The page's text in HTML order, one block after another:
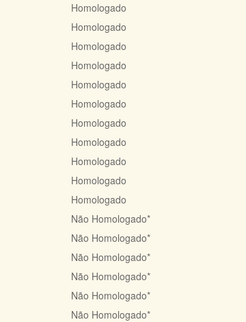
Homologado
Homologado
Homologado
Homologado
Homologado
Homologado
Homologado
Homologado
Homologado
Homologado
Homologado
Não Homologado*
Não Homologado*
Não Homologado*
Não Homologado*
Não Homologado*
Não Homologado*